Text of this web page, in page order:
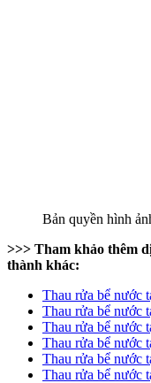
Bản quyền hình
>>> Tham khảo thêm
thành khác:
Thau rửa bể nước
Thau rửa bể nước
Thau rửa bể nước
Thau rửa bể nước
Thau rửa bể nước
Thau rửa bể nước